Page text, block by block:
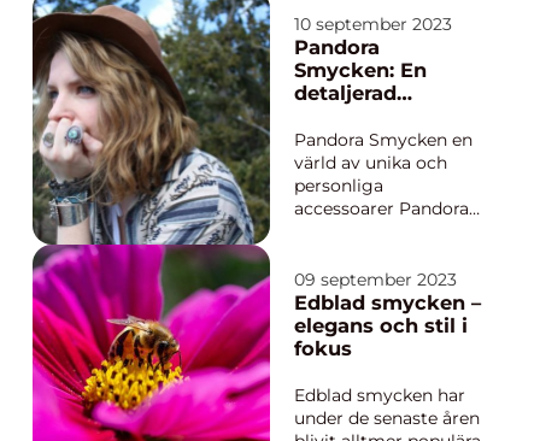
är faktiskt en viktig
del av en komplett
upplevelse för många
mat- och
Det handlar inte bara
om att vara välklädd
och ...
10 september 2023
Pandora
Smycken: En
detaljerad
matentusiaster
Pandora Smycken en
värld av unika och
personliga
accessoarer Pandora
erövrat hjärtan över
hela världen. Dessa
vackra och personliga
accessoarer erbjuder
sin stil och
personlighet genom
09 september 2023
Edblad smycken –
elegans och stil i
fokus
Edblad smycken har
under de senaste åren